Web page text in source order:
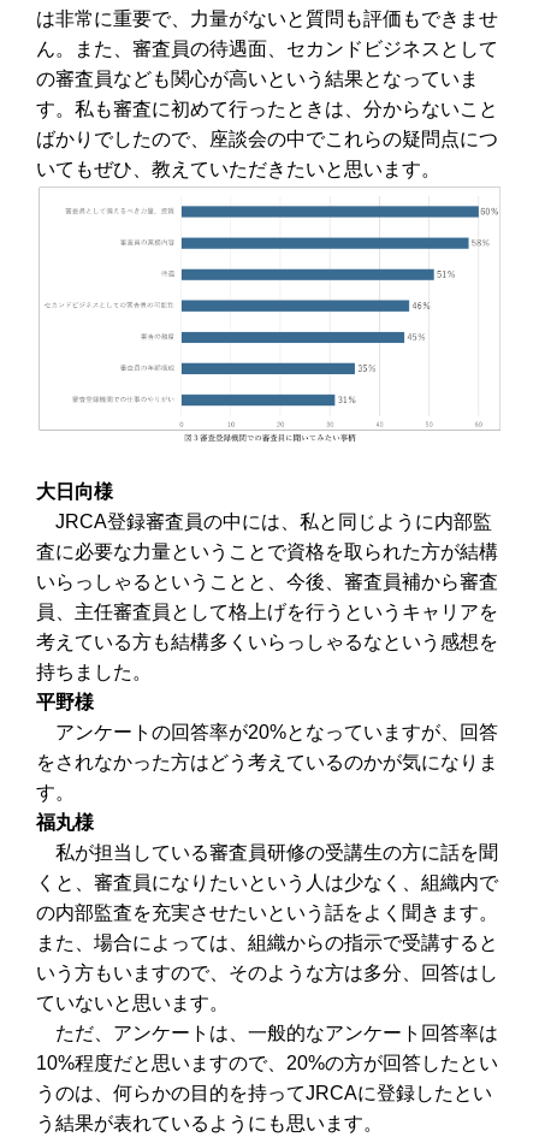
は非常に重要で、力量がないと質問も評価もできませ
ん。また、審査員の待遇面、セカンドビジネスとして
の審査員なども関心が高いという結果となっていま
す。私も審査に初めて行ったときは、分からないこと
ばかりでしたので、座談会の中でこれらの疑問点につ
いてもぜひ、教えていただきたいと思います。
大日向様
JRCA登録審査員の中には、私と同じように内部監
査に必要な力量ということで資格を取られた方が結構
いらっしゃるということと、今後、審査員補から審査
員、主任審査員として格上げを行うというキャリアを
考えている方も結構多くいらっしゃるなという感想を
持ちました。
平野様
アンケートの回答率が20%となっていますが、回答
をされなかった方はどう考えているのかが気になりま
す。
福丸様
私が担当している審査員研修の受講生の方に話を聞
くと、審査員になりたいという人は少なく、組織内で
の内部監査を充実させたいという話をよく聞きます。
また、場合によっては、組織からの指示で受講すると
いう方もいますので、そのような方は多分、回答はし
ていないと思います。
ただ、アンケートは、一般的なアンケート回答率は
10%程度だと思いますので、20%の方が回答したとい
うのは、何らかの目的を持ってJRCAに登録したとい
う結果が表れているようにも思います。